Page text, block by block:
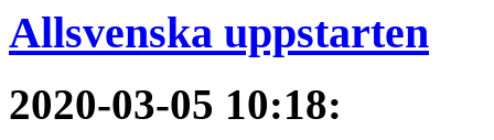
Allsvenska uppstarten
2020-03-05 10:18: